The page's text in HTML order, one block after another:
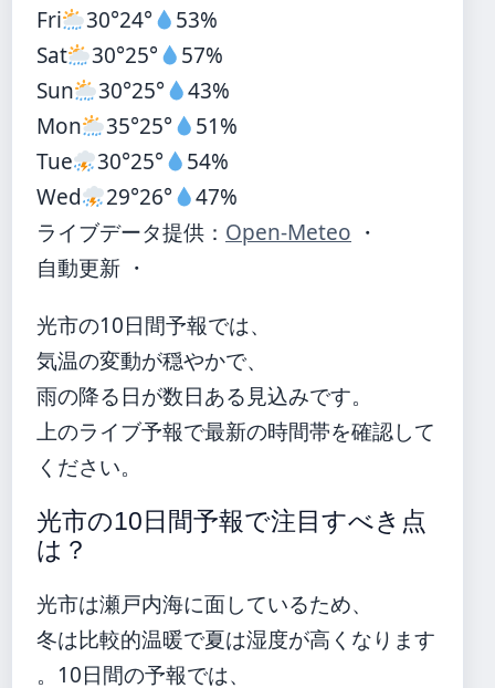
Fri
30°24°
53%
Sat
30°25°
57%
Sun
30°25°
43%
Mon
35°25°
51%
Tue
30°25°
54%
Wed
29°26°
47%
ライブデータ提供： Open-Meteo ・
自動更新 ・
光市の10日間予報では、
気温の変動が穏やかで、
雨の降る日が数日ある見込みです。
上のライブ予報で最新の時間帯を確認して
ください。
光市の10日間予報で注目すべき点
は？
光市は瀬戸内海に面しているため、
冬は比較的温暖で夏は湿度が高くなります
。10日間の予報では、